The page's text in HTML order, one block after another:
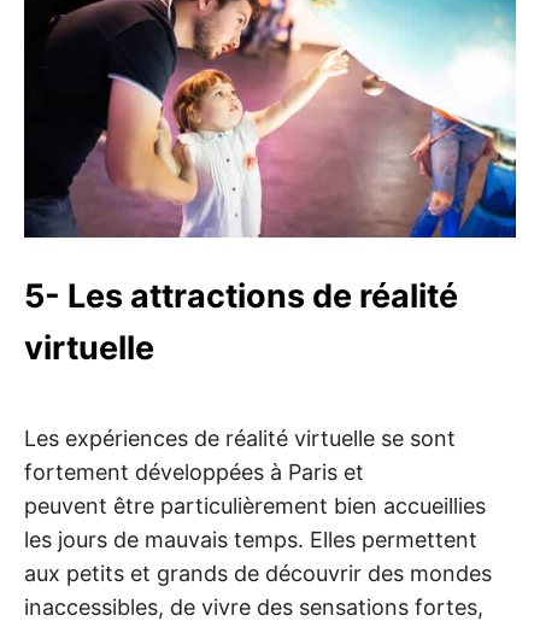
5- Les attractions de réalité
virtuelle
Les expériences de réalité virtuelle se sont
fortement développées à Paris et
peuvent être particulièrement bien accueillies
les jours de mauvais temps. Elles permettent
aux petits et grands de découvrir des mondes
inaccessibles, de vivre des sensations fortes,